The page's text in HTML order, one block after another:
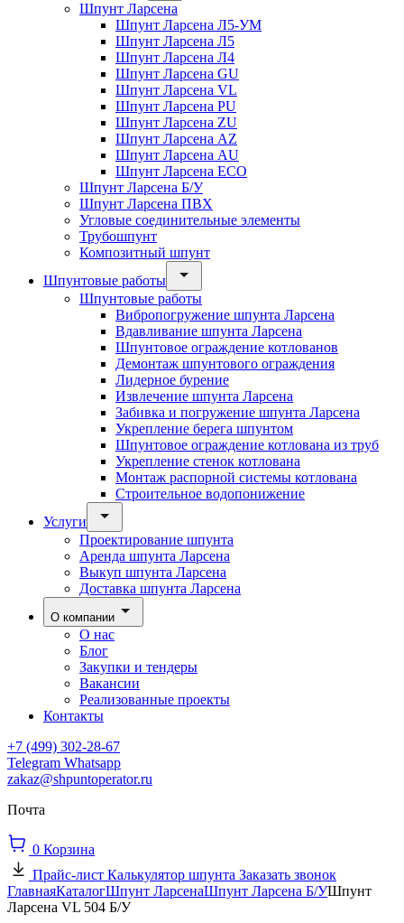
Шпунт Ларсена
Шпунт Ларсена Л5-УМ
Шпунт Ларсена Л5
Шпунт Ларсена Л4
Шпунт Ларсена GU
Шпунт Ларсена VL
Шпунт Ларсена PU
Шпунт Ларсена ZU
Шпунт Ларсена AZ
Шпунт Ларсена AU
Шпунт Ларсена ECO
Шпунт Ларсена Б/У
Шпунт Ларсена ПВХ
Угловые соединительные элементы
Трубошпунт
Композитный шпунт
Шпунтовые работы
Шпунтовые работы
Вибропогружение шпунта Ларсена
Вдавливание шпунта Ларсена
Шпунтовое ограждение котлованов
Демонтаж шпунтового ограждения
Лидерное бурение
Извлечение шпунта Ларсена
Забивка и погружение шпунта Ларсена
Укрепление берега шпунтом
Шпунтовое ограждение котлована из труб
Укрепление стенок котлована
Монтаж распорной системы котлована
Строительное водопонижение
Услуги
Проектирование шпунта
Аренда шпунта Ларсена
Выкуп шпунта Ларсена
Доставка шпунта Ларсена
О компании
О нас
Блог
Закупки и тендеры
Вакансии
Реализованные проекты
Контакты
+7 (499) 302-28-67
Telegram Whatsapp
zakaz@shpuntoperator.ru
Почта
0 Корзина
Прайс-лист Калькулятор шпунта Заказать звонок
ГлавнаяКаталогШпунт ЛарсенаШпунт Ларсена Б/УШпунт
Ларсена VL 504 Б/У